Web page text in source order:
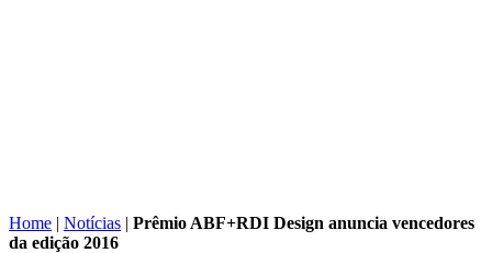
Home | Notícias | Prêmio ABF+RDI Design anuncia vencedores
da edição 2016